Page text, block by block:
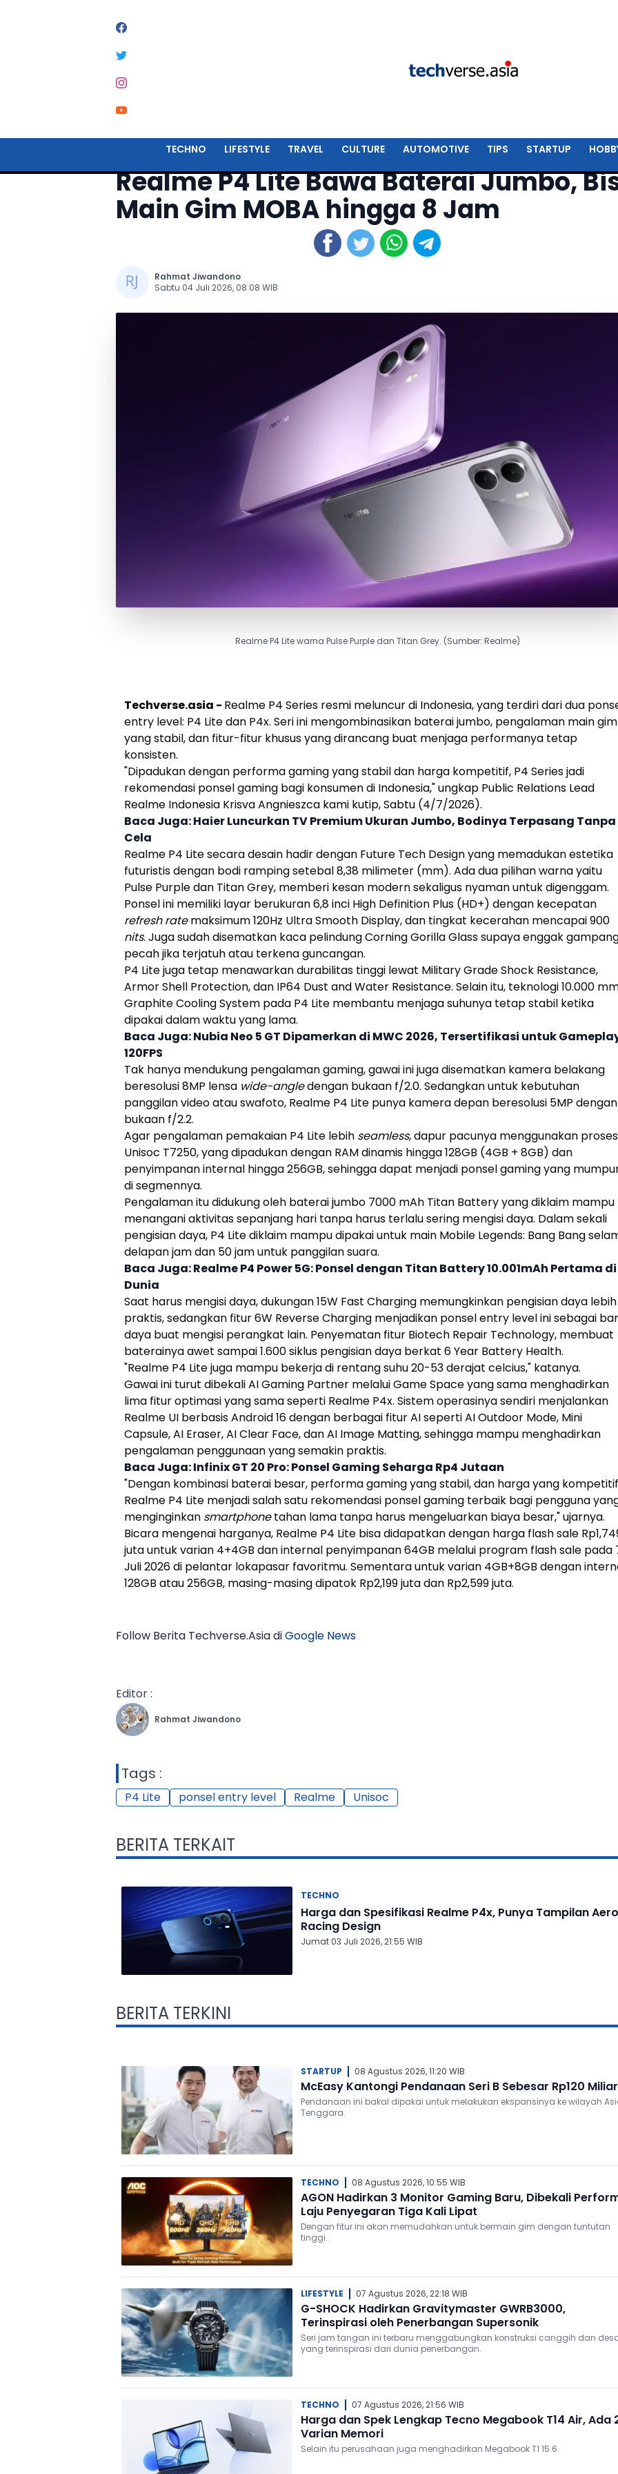
TECHNO LIFESTYLE TRAVEL CULTURE AUTOMOTIVE TIPS STARTUP
Realme P4 Lite Bawa Baterai Jumbo,
Main Gim MOBA hingga 8 Jam
Rahmat Jiwandono
Sabtu 04 Juli 2026, 08:08 WIB
Realme P4 Lite warna Pulse Purple dan Titan Grey. (Sumber: Realme)
Techverse.asia - Realme P4 Series resmi meluncur di Indonesia, yang terdiri dari dua
entry level: P4 Litedan P4x. Seri ini mengombinasikan baterai jumbo, pengalaman main gim
yang stabil, dan fitur-fitur khusus yang dirancang buat menjaga performanya tetap
konsisten.
"Dipadukan dengan performa gaming yang stabil dan harga kompetitif, P4 Series jadi
rekomendasi ponsel gaming bagi konsumen di Indonesia," ungkap Public Relations Lead
Realme Indonesia Krisva Angnieszca kami kutip, Sabtu (4/7/2026).
Baca Juga:Haier Luncurkan TV Premium Ukuran Jumbo, Bodinya Terpasang Tanpa
Cela
Realme P4 Litesecara desain hadir dengan Future Tech Design yang memadukan estetika
futuristis dengan bodi ramping setebal 8,38 milimeter (mm). Ada dua pilihan warna yaitu
Pulse Purple dan Titan Grey, memberi kesan modern sekaligus nyaman untuk digenggam.
Ponsel ini memiliki layar berukuran 6,8 inci High Definition Plus (HD+) dengan kecepatan
refresh ratemaksimum 120Hz Ultra Smooth Display, dan tingkat kecerahan mencapai 900
nits. Juga sudah disematkan kaca pelindung Corning Gorilla Glass supaya enggak
pecah jika terjatuh atau terkena guncangan.
P4 Litejuga tetap menawarkan durabilitas tinggi lewat Military Grade Shock Resistance,
Armor Shell Protection, dan IP64 Dust and Water Resistance. Selain itu, teknologi 10.000
Graphite Cooling System pada P4 Lite membantu menjaga suhunya tetap stabil ketika
dipakai dalam waktu yang lama.
Baca Juga:Nubia Neo 5 GT Dipamerkan di MWC 2026, Tersertifikasi untuk
120FPS
Tak hanya mendukung pengalaman gaming, gawai ini juga disematkan kamera belakang
beresolusi 8MP lensa wide-angledengan bukaan f/2.0. Sedangkan untuk kebutuhan
panggilan video atau swafoto, Realme P4 Lite punya kamera depan beresolusi 5MP dengan
bukaan f/2.2.
Agar pengalaman pemakaian P4 Lite lebih seamless, dapur pacunya menggunakan
Unisoc T7250, yang dipadukan dengan RAM dinamis hingga 128GB (4GB + 8GB) dan
penyimpanan internal hingga 256GB, sehingga dapat menjadi ponsel gaming yang
di segmennya.
Pengalaman itu didukung oleh baterai jumbo 7000 mAh Titan Battery yang diklaim mampu
menangani aktivitas sepanjang hari tanpa harus terlalu sering mengisi daya. Dalam sekali
pengisian daya, P4 Litediklaim mampu dipakai untuk main Mobile Legends: Bang Bang
delapan jam dan 50 jam untuk panggilan suara.
Baca Juga:Realme P4 Power 5G: Ponsel dengan Titan Battery 10.001mAh Pertama di
Dunia
Saat harus mengisi daya, dukungan 15W Fast Charging memungkinkan pengisian daya lebih
praktis, sedangkan fitur 6W Reverse Charging menjadikan ponsel entry levelini sebagai
daya buat mengisi perangkat lain. Penyematan fitur Biotech Repair Technology, membuat
baterainya awet sampai 1.600 siklus pengisian daya berkat 6 Year Battery Health.
"Realme P4 Litejuga mampu bekerja di rentang suhu 20-53 derajat celcius," katanya.
Gawai ini turut dibekali AI Gaming Partner melalui Game Space yang sama menghadirkan
lima fitur optimasi yang sama seperti Realme P4x. Sistem operasinya sendiri menjalankan
Realme UI berbasis Android 16 dengan berbagai fitur AI seperti AI Outdoor Mode, Mini
Capsule, AI Eraser, AI Clear Face, dan AI Image Matting, sehingga mampu menghadirkan
pengalaman penggunaan yang semakin praktis.
Baca Juga:Infinix GT 20 Pro: Ponsel Gaming Seharga Rp4 Jutaan
"Dengan kombinasi baterai besar, performa gaming yang stabil, dan harga yang
Realme P4 Lite menjadi salah satu rekomendasi ponsel gaming terbaik bagi pengguna
menginginkan smartphonetahan lama tanpa harus mengeluarkan biaya besar," ujarnya.
Bicara mengenai harganya, Realme P4 Lite bisa didapatkan dengan harga flash sale
juta untuk varian 4+4GB dan internal penyimpanan 64GB melalui program flash sale pada
Juli 2026 di pelantar lokapasar favoritmu. Sementara untuk varian 4GB+8GB dengan
128GB atau 256GB, masing-masing dipatok Rp2,199 juta dan Rp2,599 juta.
Follow Berita Techverse.Asia diGoogle News
Editor :
Rahmat Jiwandono
Tags :
P4 Lite ponsel entry level Realme Unisoc
BERITA TERKAIT
TECHNO
Harga dan Spesifikasi Realme P4x, Punya Tampilan Aero
Racing Design
Jumat 03 Juli 2026, 21:55 WIB
BERITA TERKINI
STARTUP 08 Agustus 2026, 11:20 WIB
McEasy Kantongi Pendanaan Seri B Sebesar Rp120 Miliar
Pendanaan ini bakal dipakai untuk melakukan ekspansinya ke wilayah
Tenggara.
TECHNO 08 Agustus 2026, 10:55 WIB
AGON Hadirkan 3 Monitor Gaming Baru, Dibekali
Laju Penyegaran Tiga Kali Lipat
Dengan fitur ini akan memudahkan untuk bermain gim dengan tuntutan
tinggi.
LIFESTYLE 07 Agustus 2026, 22:18 WIB
G-SHOCK Hadirkan Gravitymaster GWRB3000,
Terinspirasi oleh Penerbangan Supersonik
Seri jam tangan ini terbaru menggabungkan konstruksi canggih dan
yang terinspirasi dari dunia penerbangan.
TECHNO 07 Agustus 2026, 21:56 WIB
Harga dan Spek Lengkap Tecno Megabook T14 Air, Ada
Varian Memori
Selain itu perusahaan juga menghadirkan Megabook T1 15.6.